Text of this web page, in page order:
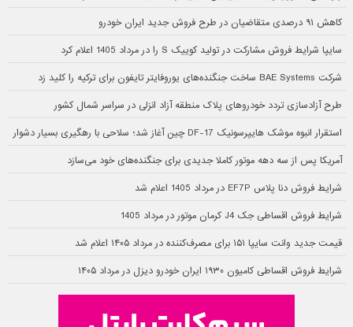
کاهش ۹۱ درصدی متقاضیان در طرح فروش جدید ایران خودرو
سایپا شرایط فروش مشارکت در تولید کوییک S را در مرداد 1405 اعلام کرد
شرکت BAE Systems ساخت جنگنده‌های یوروفایتر تایفون برای ترکیه را کلید زد
طرح آزادسازی تردد خودروهای پلاک منطقه آزاد انزلی در سراسر شمال کشور
استقرار انبوه موشک هایپرسونیک DF-17 چین آغاز شد؛ سلاحی با رهگیری بسیار دشوار
آمریکا پس از سه دهه موتور کاملا جدیدی برای جنگنده‌های خود می‌سازد
شرایط فروش دنا پلاس EF7P در مرداد 1405 اعلام شد
شرایط فروش اقساطی جک J4 کرمان موتور در مرداد 1405
قیمت جدید وانت سایپا ۱۵۱ برای مصرف‌کننده در مرداد ۱۴۰۵ اعلام شد
شرایط فروش اقساطی کامیون ۱۹۳۰ ایران خودرو دیزل در مرداد ۱۴۰۵